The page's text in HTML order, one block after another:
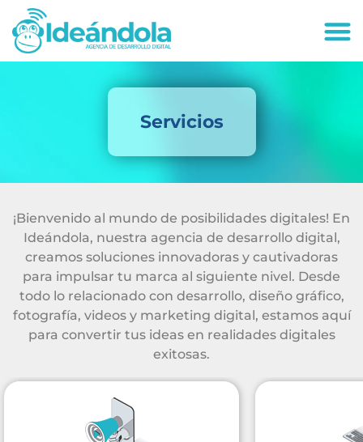
Servicios
¡Bienvenido al mundo de posibilidades digitales! En
Ideándola, nuestra agencia de desarrollo digital,
creamos soluciones innovadoras y cautivadoras
para impulsar tu marca al siguiente nivel. Desde
todo lo relacionado con desarrollo, diseño gráfico,
fotografía, videos y marketing digital, estamos aquí
para convertir tus ideas en realidades digitales
exitosas.